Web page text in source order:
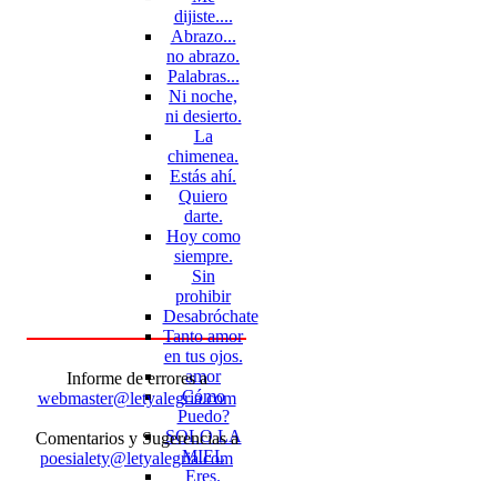
dijiste....
Abrazo...
no abrazo.
Palabras...
Ni noche,
ni desierto.
La
chimenea.
Estás ahí.
Quiero
darte.
Hoy como
siempre.
Sin
prohibir
Desabróchate
Tanto amor
en tus ojos.
amor
Cómo
Puedo?
SOLO LA
MIEL
Eres.
Informe de errores a
webmaster@letyalegria.com
Comentarios y Sugerencias a
poesialety@letyalegria.com